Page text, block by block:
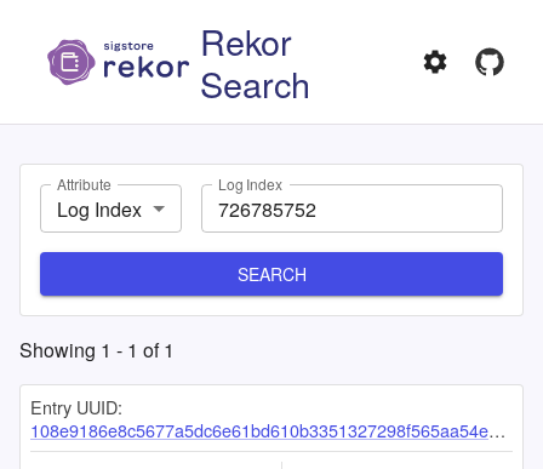
Rekor
Search
Attribute
Log Index
Log Index
SEARCH
Showing 1 - 1 of1
Entry UUID:
108e9186e8c5677a5dc6e61bd610b3351327298f565aa54e1af6a9e14e156d001a37603506efe2d0